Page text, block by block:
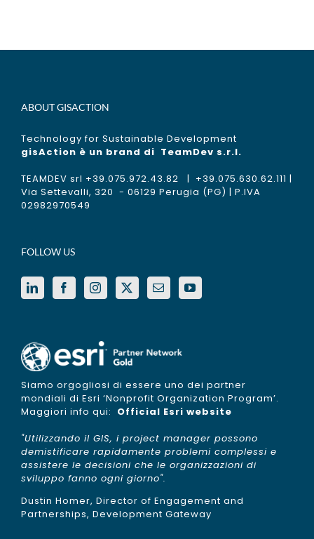
ABOUT GISACTION
Technology for Sustainable Development
gisAction è un brand di TeamDev s.r.l.
TEAMDEV srl +39.075.972.43.82 | +39.075.630.62.111 |
Via Settevalli, 320 - 06129 Perugia (PG) | P.IVA
02982970549
FOLLOW US
Siamo orgogliosi di essere uno dei partner
mondiali di Esri ‘Nonprofit Organization Program’.
Maggiori info qui: Official Esri website
"Utilizzando il GIS, i project manager possono
demistificare rapidamente problemi complessi e
assistere le decisioni che le organizzazioni di
sviluppo fanno ogni giorno".
Dustin Homer, Director of Engagement and
Partnerships, Development Gateway